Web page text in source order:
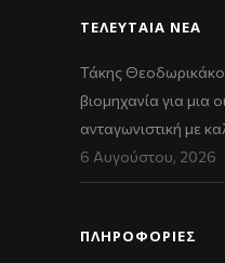
ΤΕΛΕΥΤΑΊΑ ΝΈΑ
Τάκης
βιομηχανία για μια
ανταγωνιστική με
6 Αυγούστου, 2026
ΠΛΗΡΟΦΟΡΙΕΣ